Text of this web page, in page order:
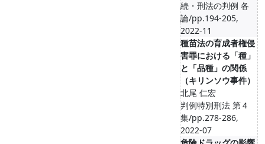
続・刑法の判例 各
論/pp.194-205,
2022-11
種苗法の育成者権侵
害罪における「種」
と「品種」の関係
（キリンソウ事件）
北尾 仁宏
判例特別刑法 第４
集/pp.278-286,
2022-07